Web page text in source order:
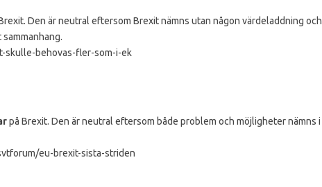
Den är neutral eftersom Brexit nämns utan någon värdeladdning och
behovas-fler-som-i-ek
på Brexit. Den är neutral eftersom både problem och möjligheter nämns i
eu-brexit-sista-striden